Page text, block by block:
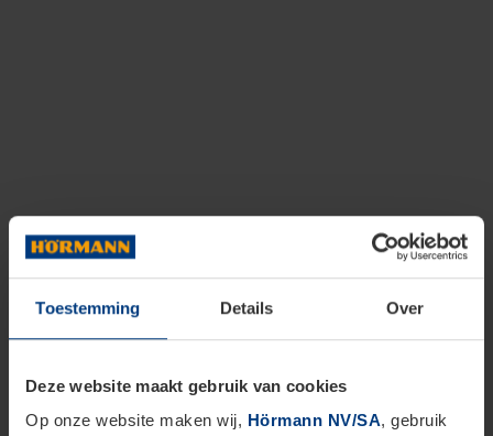
Toestemming Details Over
Deze website maakt gebruik van cookies
Op onze website maken wij, Hörmann NV/SA, gebruik